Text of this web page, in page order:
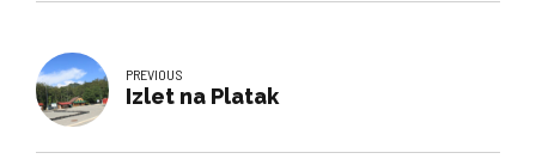
PREVIOUS
Izlet na Platak